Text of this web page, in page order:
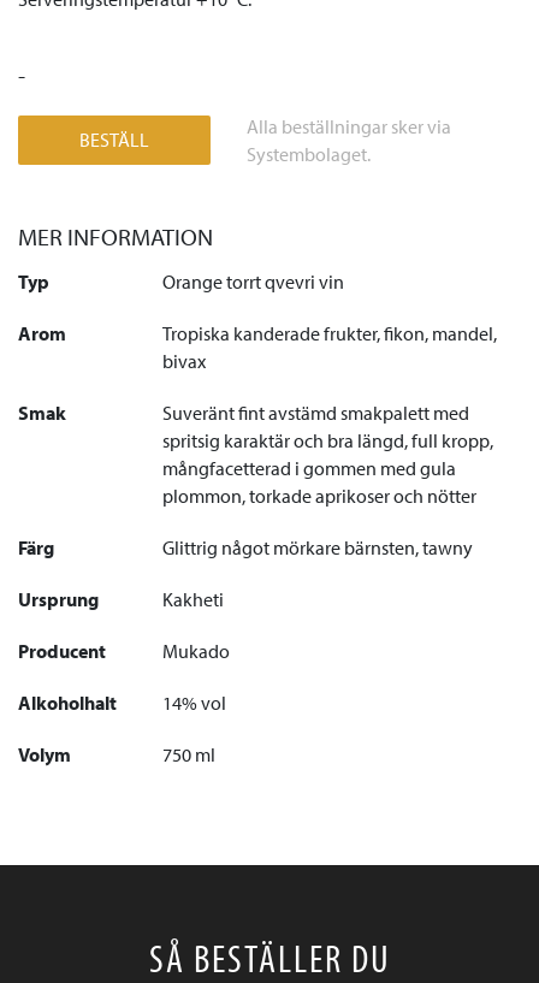
-
BESTÄLL
Alla beställningar sker via
Systembolaget.
MER INFORMATION
Typ Orange torrt qvevri vin
Arom
Tropiska kanderade frukter, fikon, mandel,
bivax
Smak
Suveränt fint avstämd smakpalett med
spritsig karaktär och bra längd, full kropp,
mångfacetterad i gommen med gula
plommon, torkade aprikoser och nötter
Färg Glittrig något mörkare bärnsten, tawny
Ursprung Kakheti
Producent Mukado
Alkoholhalt 14% vol
Volym 750 ml
SÅ BESTÄLLER DU